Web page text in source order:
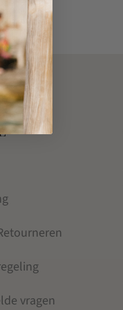
€110.00
vragen